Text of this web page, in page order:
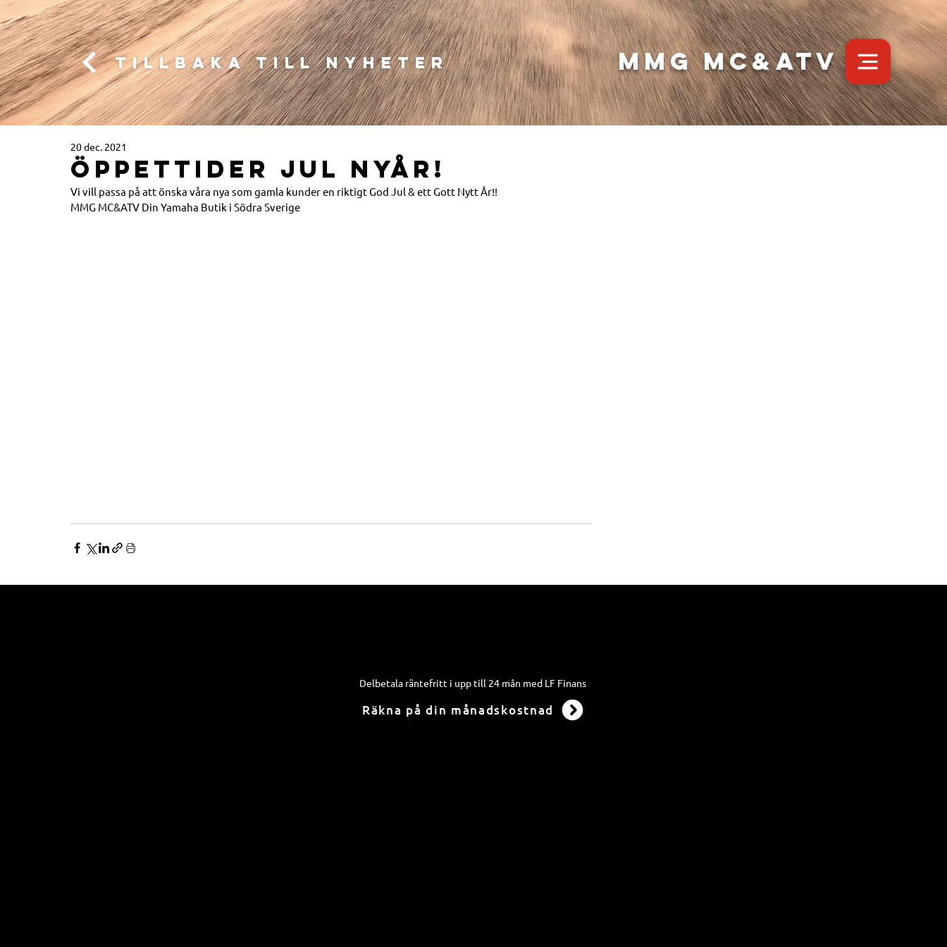
MMG MC&ATV
Tillbaka till nyheter
ÖPPETTIDER JUL NYÅR!
20 dec. 2021
Vi vill passa på att önska våra nya som gamla kunder en riktigt God Jul & ett Gott Nytt År!!
MMG MC&ATV Din Yamaha Butik i Södra Sverige
Delbetala räntefritt i upp till 24 mån med LF Finans
Räkna på din månadskostnad